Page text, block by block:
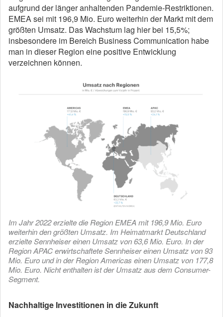
aufgrund der länger anhaltenden Pandemie-Restriktionen.
EMEA sei mit 196,9 Mio. Euro weiterhin der Markt mit dem
größten Umsatz. Das Wachstum lag hier bei 15,5%;
insbesondere im Bereich Business Communication habe
man in dieser Region eine positive Entwicklung
verzeichnen können.
Im Jahr 2022 erzielte die Region EMEA mit 196,9 Mio. Euro
weiterhin den größten Umsatz. Im Heimatmarkt Deutschland
erzielte Sennheiser einen Umsatz von 63,6 Mio. Euro. In der
Region APAC erwirtschaftete Sennheiser einen Umsatz von 93
Mio. Euro und in der Region Americas einen Umsatz von 177,8
Mio. Euro. Nicht enthalten ist der Umsatz aus dem Consumer-
Segment.
Nachhaltige Investitionen in die Zukunft